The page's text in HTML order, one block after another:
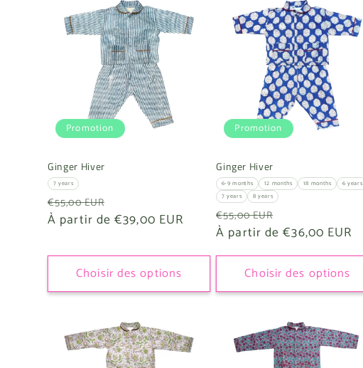
o
n
:
Promotion
Ginger Hiver
7 years
Prix
habituel
€55,00 EUR
promotionnel
À partir de €39,00 EUR
Choisir des options
Promotion
Ginger Hiver
6-9 months 12 months 18 months
6 years
7 years
8 years
Prix
habituel
€55,00 EUR
promotionnel
À partir de €36,00 EUR
Choisir des options